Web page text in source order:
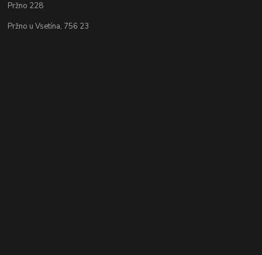
Pržno 228
Pržno u Vsetína, 756 23